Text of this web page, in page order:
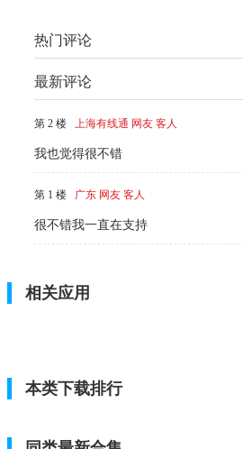
热门评论
最新评论
第 2 楼 上海有线通 网友 客人
我也觉得很不错
第 1 楼 广东 网友 客人
很不错我一直在支持
相关应用
本类下载排行